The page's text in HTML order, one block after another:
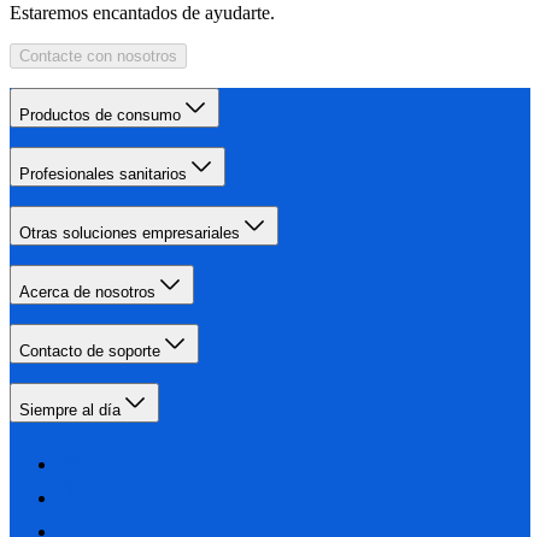
Estaremos encantados de ayudarte.
Contacte con nosotros
Productos de consumo
Profesionales sanitarios
Otras soluciones empresariales
Acerca de nosotros
Contacto de soporte
Siempre al día